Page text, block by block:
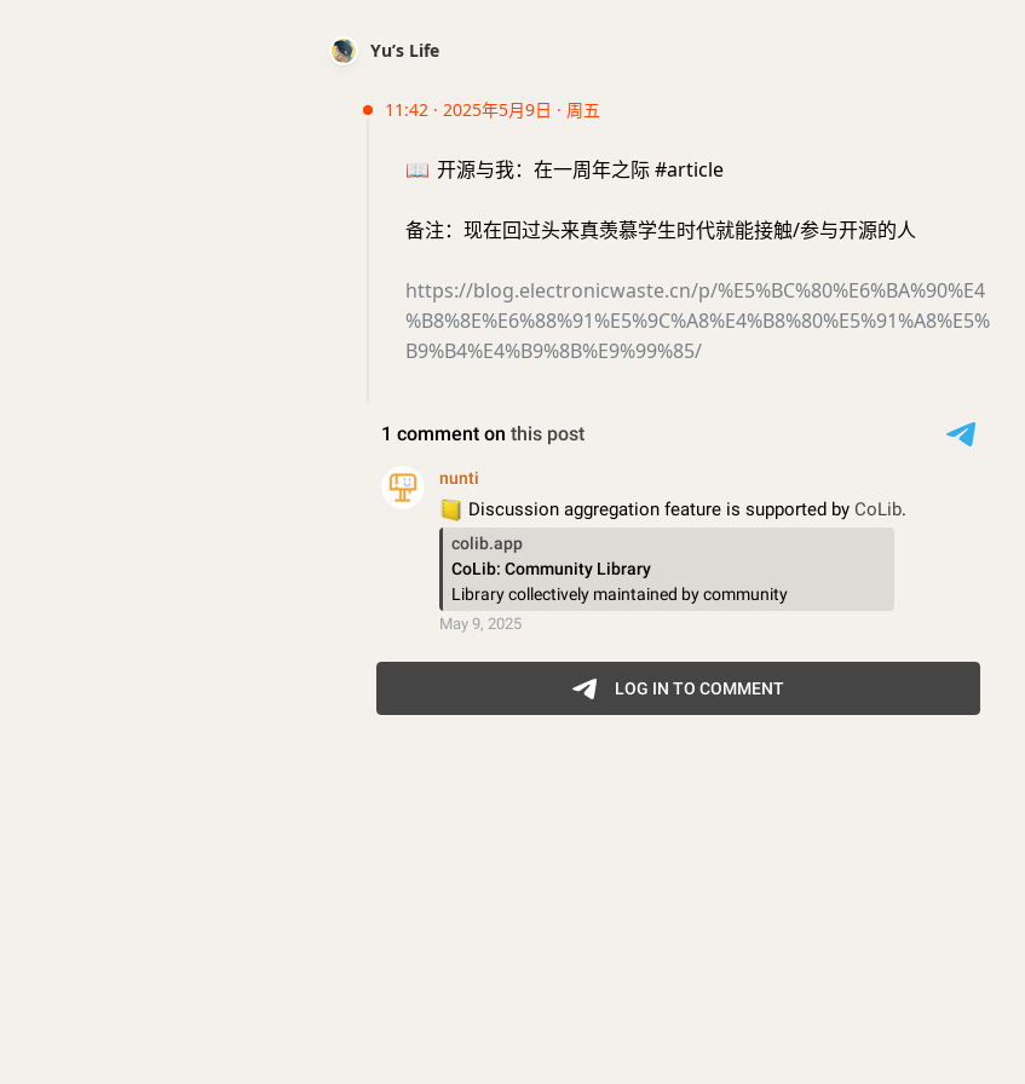
Yu’s Life
11:42 · 2025年5月9日 · 周五
📖 开源与我：在一周年之际 #article
备注：现在回过头来真羡慕学生时代就能接触/参与开源的人
https://blog.electronicwaste.cn/p/%E5%BC%80%E6%BA%90%E4
%B8%8E%E6%88%91%E5%9C%A8%E4%B8%80%E5%91%A8%E5%
B9%B4%E4%B9%8B%E9%99%85/